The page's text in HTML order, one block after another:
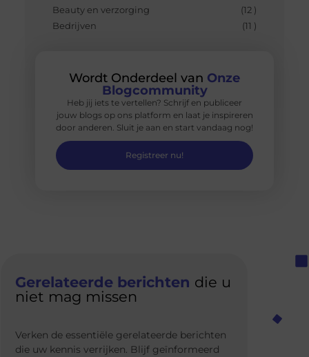
Beauty en verzorging
(12 )
Bedrijven
(11 )
Wordt Onderdeel van Onze
Blogcommunity
Heb jij iets te vertellen? Schrijf en publiceer
jouw blogs op ons platform en laat je inspireren
door anderen. Sluit je aan en start vandaag nog!
Registreer nu!
Gerelateerde berichten die u
niet mag missen
Verken de essentiële gerelateerde berichten
die uw kennis verrijken. Blijf geïnformeerd